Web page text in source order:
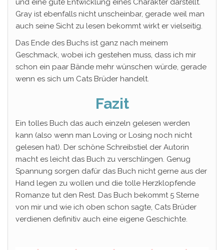
und eine gute Entwicklung eines Charakter darstellt.
Gray ist ebenfalls nicht unscheinbar, gerade weil man
auch seine Sicht zu lesen bekommt wirkt er vielseitig.
Das Ende des Buchs ist ganz nach meinem
Geschmack, wobei ich gestehen muss, dass ich mir
schon ein paar Bände mehr wünschen würde, gerade
wenn es sich um Cats Brüder handelt.
Fazit
Ein tolles Buch das auch einzeln gelesen werden
kann (also wenn man Loving or Losing noch nicht
gelesen hat). Der schöne Schreibstiel der Autorin
macht es leicht das Buch zu verschlingen. Genug
Spannung sorgen dafür das Buch nicht gerne aus der
Hand legen zu wollen und die tolle Herzklopfende
Romanze tut den Rest. Das Buch bekommt 5 Sterne
von mir und wie ich oben schon sagte, Cats Brüder
verdienen definitiv auch eine eigene Geschichte.